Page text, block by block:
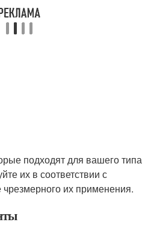
подходят для вашего типа
их в соответствии с
чрезмерного их применения.